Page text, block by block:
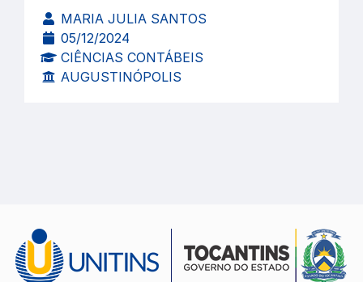
MARIA JULIA SANTOS
05/12/2024
CIÊNCIAS CONTÁBEIS
AUGUSTINÓPOLIS